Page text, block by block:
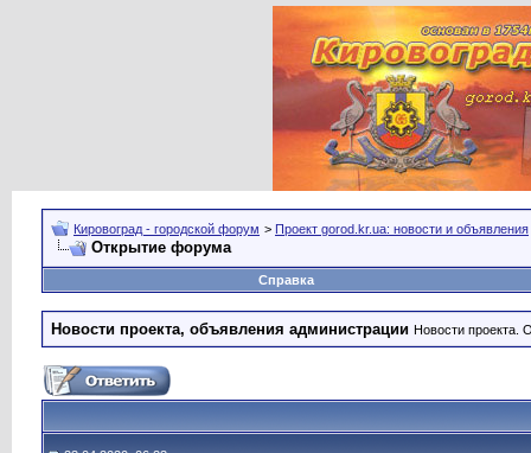
Кировоград - городской форум > Проект gorod.kr.ua: новости и объявления
Открытие форума
Справка
Новости проекта, объявления администрации Новости проекта.